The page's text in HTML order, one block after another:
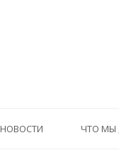
HОВОСТИ ЧТО МЫ